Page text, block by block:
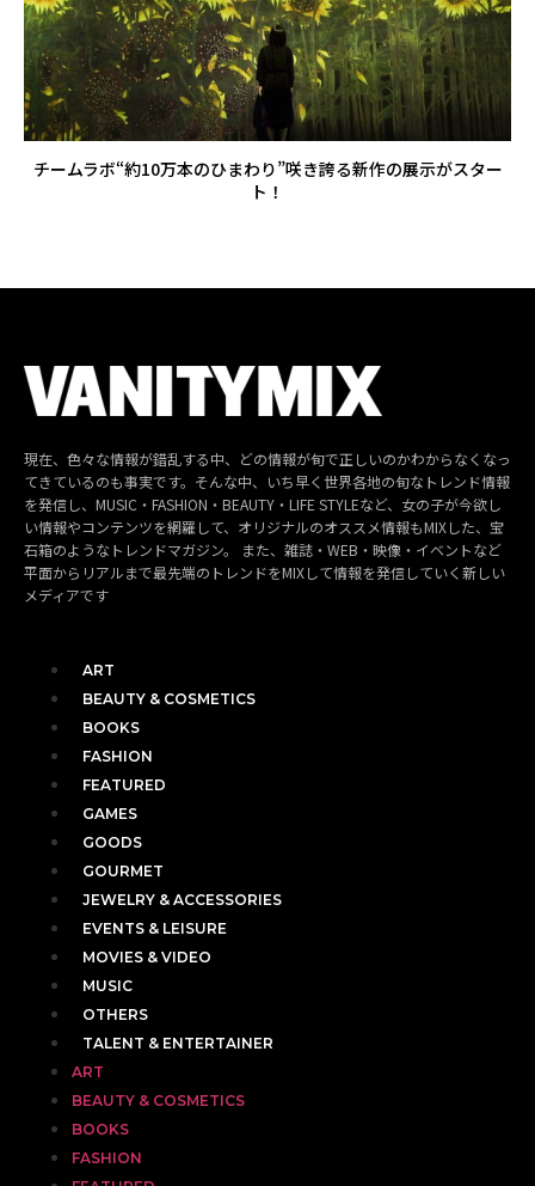
チームラボ“約10万本のひまわり”咲き誇る新作の展示がスター
ト！
現在、色々な情報が錯乱する中、どの情報が旬で正しいのかわからなくなっ
てきているのも事実です。そんな中、いち早く世界各地の旬なトレンド情報
を発信し、MUSIC・FASHION・BEAUTY・LIFE STYLEなど、女の子が今欲し
い情報やコンテンツを網羅して、オリジナルのオススメ情報もMIXした、宝
石箱のようなトレンドマガジン。 また、雑誌・WEB・映像・イベントなど
平面からリアルまで最先端のトレンドをMIXして情報を発信していく新しい
メディアです
ART
BEAUTY & COSMETICS
BOOKS
FASHION
FEATURED
GAMES
GOODS
GOURMET
JEWELRY & ACCESSORIES
EVENTS & LEISURE
MOVIES & VIDEO
MUSIC
OTHERS
TALENT & ENTERTAINER
ART
BEAUTY & COSMETICS
BOOKS
FASHION